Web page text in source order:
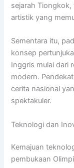
sejarah
artistik yang
Sementara itu,
konsep
Inggris mulai dari
modern.
cerita nasional
spektakuler.
Teknologi dan
Kemajuan
pembukaan